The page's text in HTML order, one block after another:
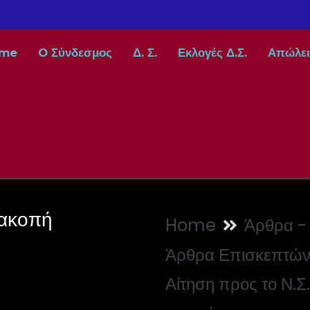
O Σύνδεσμος Δ. Σ. Εκλογές Δ.Σ.
Home
Άρθρα -
Άρθρα Επισκεπτών
Αίτηση προς το